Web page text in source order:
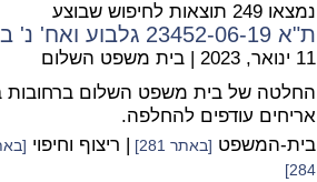
נמצאו 249 תוצאות לחיפוש שבוצע
ת"א 23452-06-19 גלבוע ואח' נ' ביתק טכנולוגיות בע"מ ואח'
11 ינואר, 2023 | בית משפט השלום
החלטה של בית משפט השלום ברחובות
אריחים עודפים להחלפה.
בית-המשפט [באתר 281] | ריצוף וחיפוי [באתר
284]